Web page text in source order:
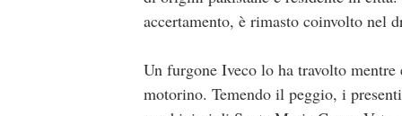
accertamento, è rimasto coinvolto nel
Un furgone Iveco lo ha travolto
motorino. Temendo il peggio, i